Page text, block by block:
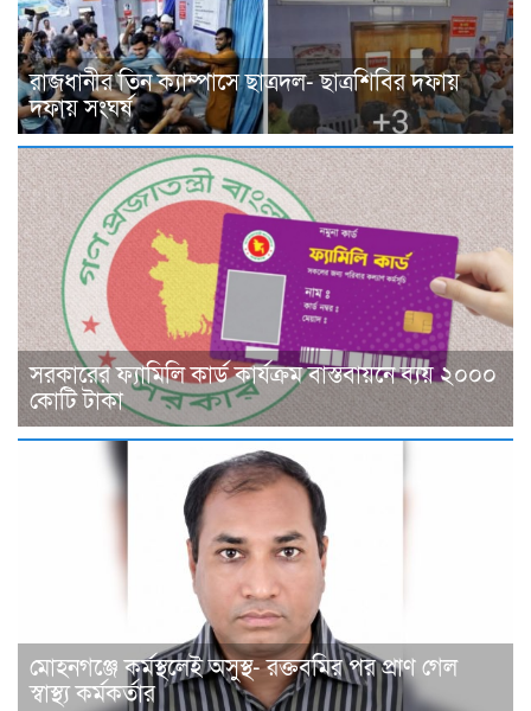
রাজধানীর তিন ক্যাম্পাসে ছাত্রদল- ছাত্রশিবির দফায়
দফায় সংঘর্ষ
সরকারের ফ্যামিলি কার্ড কার্যক্রম বাস্তবায়নে ব্যয় ২০০০
কোটি টাকা
মোহনগঞ্জে কর্মস্থলেই অসুস্থ- রক্তবমির পর প্রাণ গেল
স্বাস্থ্য কর্মকর্তার